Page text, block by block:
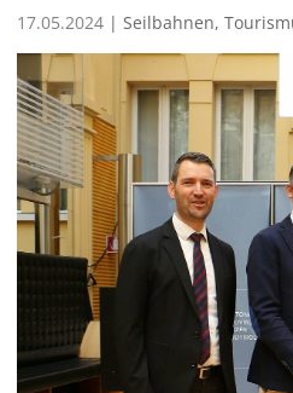
17.05.2024 | Seilbahnen,